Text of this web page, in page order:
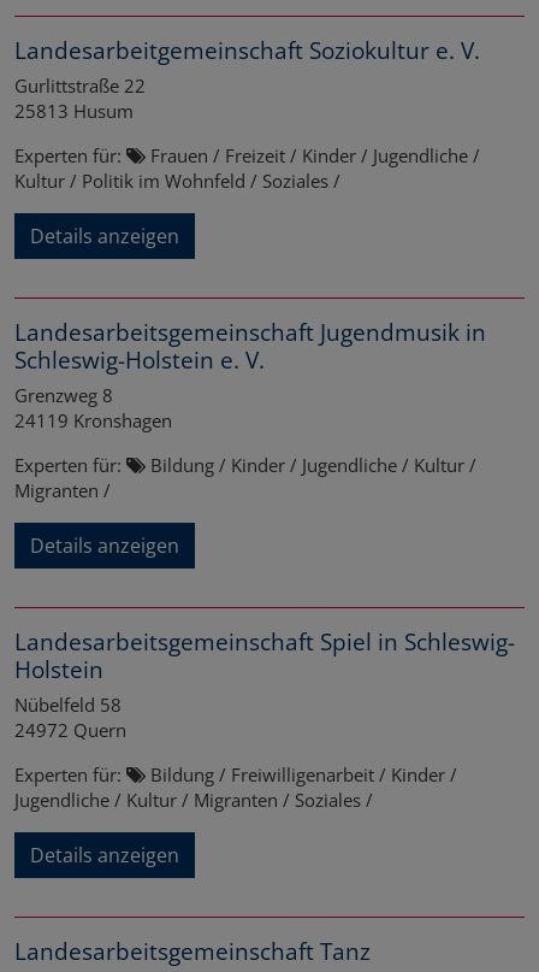
Landesarbeitgemeinschaft Soziokultur e. V.
Gurlittstraße 22
25813 Husum
Experten für:
Frauen / Freizeit / Kinder / Jugendliche /
Kultur / Politik im Wohnfeld / Soziales /
Details anzeigen
Landesarbeitsgemeinschaft Jugendmusik in
Schleswig-Holstein e. V.
Grenzweg 8
24119 Kronshagen
Experten für:
Bildung / Kinder / Jugendliche / Kultur /
Migranten /
Details anzeigen
Landesarbeitsgemeinschaft Spiel in Schleswig-
Holstein
Nübelfeld 58
24972 Quern
Experten für:
Bildung / Freiwilligenarbeit / Kinder /
Jugendliche / Kultur / Migranten / Soziales /
Details anzeigen
Landesarbeitsgemeinschaft Tanz